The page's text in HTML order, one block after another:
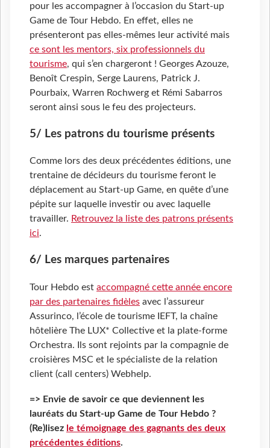
pour les accompagner à l’occasion du Start-up
Game de Tour Hebdo. En effet, elles ne
présenteront pas elles-mêmes leur activité mais
ce sont les mentors, six professionnels du
tourisme, qui s’en chargeront ! Georges Azouze,
Benoît Crespin, Serge Laurens, Patrick J.
Pourbaix, Warren Rochwerg et Rémi Sabarros
seront ainsi sous le feu des projecteurs.
5/ Les patrons du tourisme présents
Comme lors des deux précédentes éditions, une
trentaine de décideurs du tourisme feront le
déplacement au Start-up Game, en quête d’une
pépite sur laquelle investir ou avec laquelle
travailler. Retrouvez la liste des patrons présents
ici.
6/ Les marques partenaires
Tour Hebdo est accompagné cette année encore
par des partenaires fidèles avec l’assureur
Assurinco, l’école de tourisme IEFT, la chaîne
hôtelière The LUX* Collective et la plate-forme
Orchestra. Ils sont rejoints par la compagnie de
croisières MSC et le spécialiste de la relation
client (call centers) Webhelp.
=> Envie de savoir ce que deviennent les
lauréats du Start-up Game de Tour Hebdo ?
(Re)lisez le témoignage des gagnants des deux
précédentes éditions.